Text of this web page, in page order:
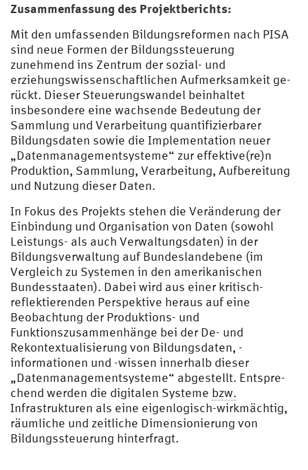
Zusammenfassung des Projektberichts:
Mit den umfassenden Bildungsreformen nach PISA
sind neue Formen der Bildungssteuerung
zunehmend ins Zentrum der sozial- und
erziehungswissenschaftlichen Aufmerksamkeit ge­
rückt. Dieser Steuerungswandel beinhaltet
insbesondere eine wachsende Bedeutung der
Sammlung und Verarbeitung quantifizierbarer
Bildungs­daten sowie die Implementation neuer
„Datenma­nagementsysteme“ zur effektive(re)n
Produktion, Sammlung, Verarbei­tung, Aufbereitung
und Nutzung dieser Daten.
In Fokus des Projekts stehen die Veränderung der
Einbindung und Organisation von Daten (sowohl
Leistungs- als auch Verwaltungsdaten) in der
Bildungsverwaltung auf Bundesland­ebene (im
Vergleich zu Systemen in den amerikanischen
Bundes­staaten). Dabei wird aus einer kritisch-
reflektierenden Perspektive heraus auf eine
Beobachtung der Produktions- und
Funktionszusammenhänge bei der De- und
Rekontextualisierung von Bildungsdaten, -
informationen und -wissen innerhalb dieser
„Datenmanagementsysteme“ abgestellt. Entspre­
chend werden die digitalen Systeme bzw.
Infrastrukturen als eine eigenlogisch-wirkmächtig,
räumliche und zeitliche Dimensionierung von
Bildungssteuerung hinterfragt.